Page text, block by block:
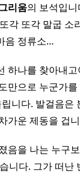
리움의 보석입
각 또각 말굽 소
음 정류소…
하나를 찾아내
만으로 누군가
니다. 발걸음은
가운 제동을 겁
음을 나는 누구
니다. 그가 떠난